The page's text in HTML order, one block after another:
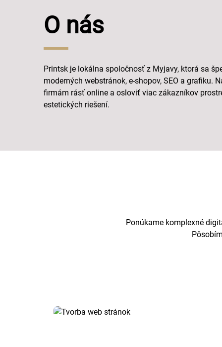
O nás
Printsk je lokálna spoločnosť z Myjavy, ktorá sa
moderných webstránok, e-shopov, SEO a grafiku.
firmám rásť online a osloviť viac zákazníkov
estetických riešení.
Ponúkame komplexné